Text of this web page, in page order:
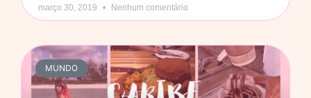
março 30, 2019 Nenhum comentário
MUNDO